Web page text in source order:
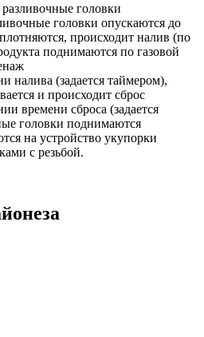
головки
головки опускаются до
происходит налив (по
поднимаются по газовой
налива (задается таймером),
и происходит сброс
времени сброса (задается
головки поднимаются
на устройство укупорки
с резьбой.